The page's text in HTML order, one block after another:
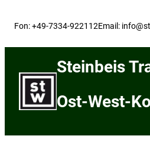
Fon: +49-7334-922112Email:
Steinbeis
Ost-West-